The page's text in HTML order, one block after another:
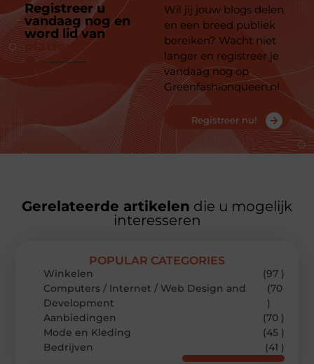
Registreer u
vandaag nog en
word lid van
platform
Wil jij jouw blogs delen
en een breed publiek
bereiken? Wacht niet
langer en registreer je
vandaag nog op
Greenfashionqueen.nl
Registreer nu!
Gerelateerde artikelen die u mogelijk
interesseren
POPULAR CATEGORIES
Winkelen
(97 )
Computers / Internet / Web Design and
Development
(70
)
Aanbiedingen
(70 )
Mode en Kleding
(45 )
Bedrijven
(41 )